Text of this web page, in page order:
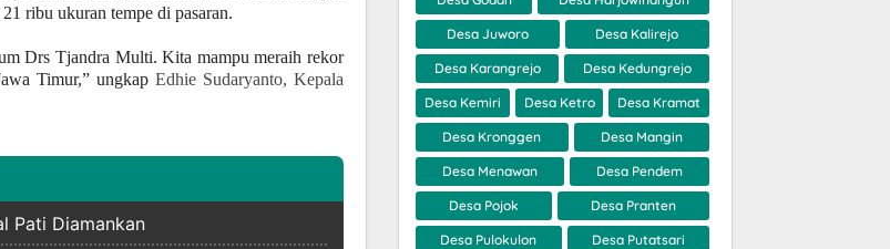
ribu ukuran tempe di pasaran.
Drs Tjandra Multi. Kita mampu meraih rekor
Timur,” ungkapEdhie Sudaryanto, Kepala
Pati Diamankan
Desa Juworo Desa Kalirejo
Desa Karangrejo Desa Kedungrejo
Desa Kemiri Desa Ketro Desa Kramat
Desa Kronggen Desa Mangin
Desa Menawan Desa Pendem
Desa Pojok Desa Pranten
Desa Pulokulon Desa Putatsari